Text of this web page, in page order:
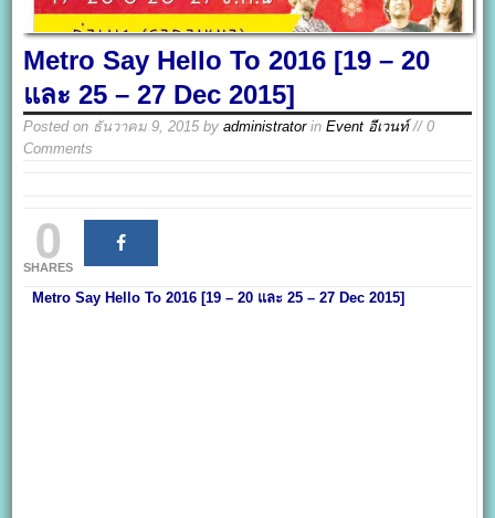
Metro Say Hello To 2016 [19 – 20
และ 25 – 27 Dec 2015]
Posted on ธันวาคม 9, 2015 byadministratorinEvent อีเวนท์// 0
Comments
0
SHARES
Metro Say Hello To 2016 [19 – 20 และ 25 – 27 Dec 2015]